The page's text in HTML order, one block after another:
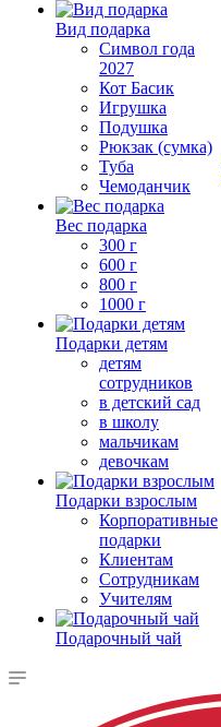
Вид подарка
Символ года
2027
Кот Басик
Игрушка
Подушка
Рюкзак (сумка)
Туба
Чемоданчик
Вес подарка
300 г
600 г
800 г
1000 г
Подарки детям
детям
сотрудников
в детский сад
в школу
мальчикам
девочкам
Подарки взрослым
Корпоративные
подарки
Клиентам
Сотрудникам
Учителям
Подарочный чай